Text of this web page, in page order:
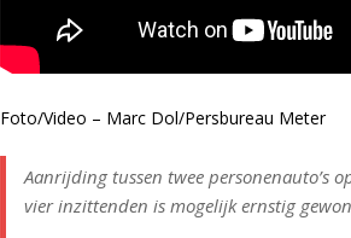
Foto/Video – Marc Dol/Persbureau Meter
Aanrijding tussen twee personenauto’s
vier inzittenden is mogelijk ernstig